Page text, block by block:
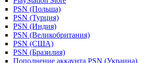
PSN (Польша)
PSN (Турция)
PSN (Индия)
PSN (Великобритания)
PSN (США)
PSN (Бразилия)
Пополнение аккаунта PSN (Украина)